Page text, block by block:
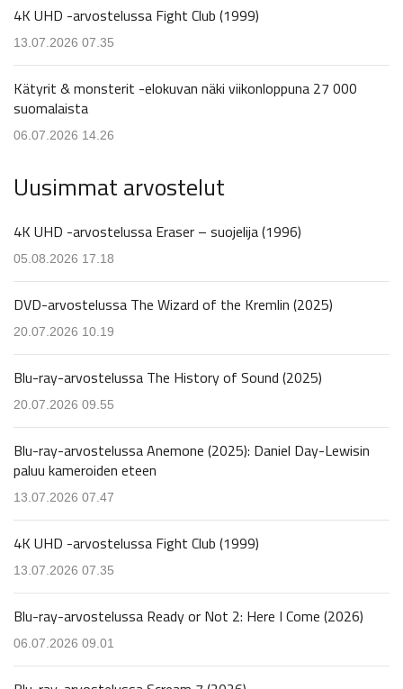
4K UHD -arvostelussa Fight Club (1999)
13.07.2026 07.35
Kätyrit & monsterit -elokuvan näki viikonloppuna 27 000
suomalaista
06.07.2026 14.26
Uusimmat arvostelut
4K UHD -arvostelussa Eraser – suojelija (1996)
05.08.2026 17.18
DVD-arvostelussa The Wizard of the Kremlin (2025)
20.07.2026 10.19
Blu-ray-arvostelussa The History of Sound (2025)
20.07.2026 09.55
Blu-ray-arvostelussa Anemone (2025): Daniel Day-Lewisin
paluu kameroiden eteen
13.07.2026 07.47
4K UHD -arvostelussa Fight Club (1999)
13.07.2026 07.35
Blu-ray-arvostelussa Ready or Not 2: Here I Come (2026)
06.07.2026 09.01